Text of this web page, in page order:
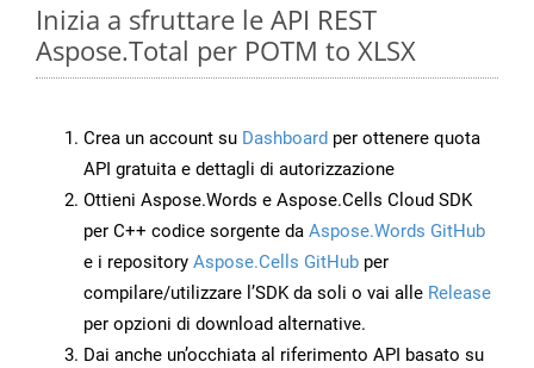
Inizia a sfruttare le API REST
Aspose.Total per POTM to XLSX
Crea un account su Dashboard per ottenere quota
API gratuita e dettagli di autorizzazione
Ottieni Aspose.Words e Aspose.Cells Cloud SDK
per C++ codice sorgente da Aspose.Words GitHub
e i repository Aspose.Cells GitHub per
compilare/utilizzare l’SDK da soli o vai alle Release
per opzioni di download alternative.
Dai anche un’occhiata al riferimento API basato su